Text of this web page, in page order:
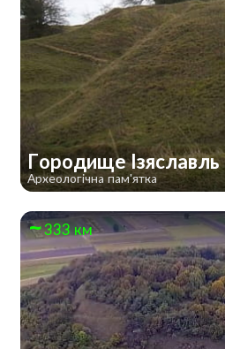
Городище Ізяславль
Археологічна пам'ятка
333 км